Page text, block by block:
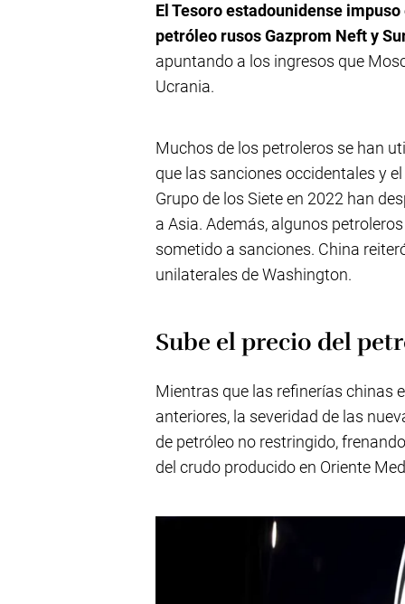
El Tesoro estadounidense
petróleo rusos Gazprom Neft y
apuntando a los ingresos que
Ucrania.
Muchos de los petroleros se han
que las sanciones occidentales y
Grupo de los Siete en 2022 han
a Asia. Además, algunos
sometido a sanciones. China
unilaterales de Washington.
Sube el precio del
Mientras que las refinerías chinas
anteriores, la severidad de las
de petróleo no restringido,
del crudo producido en Oriente